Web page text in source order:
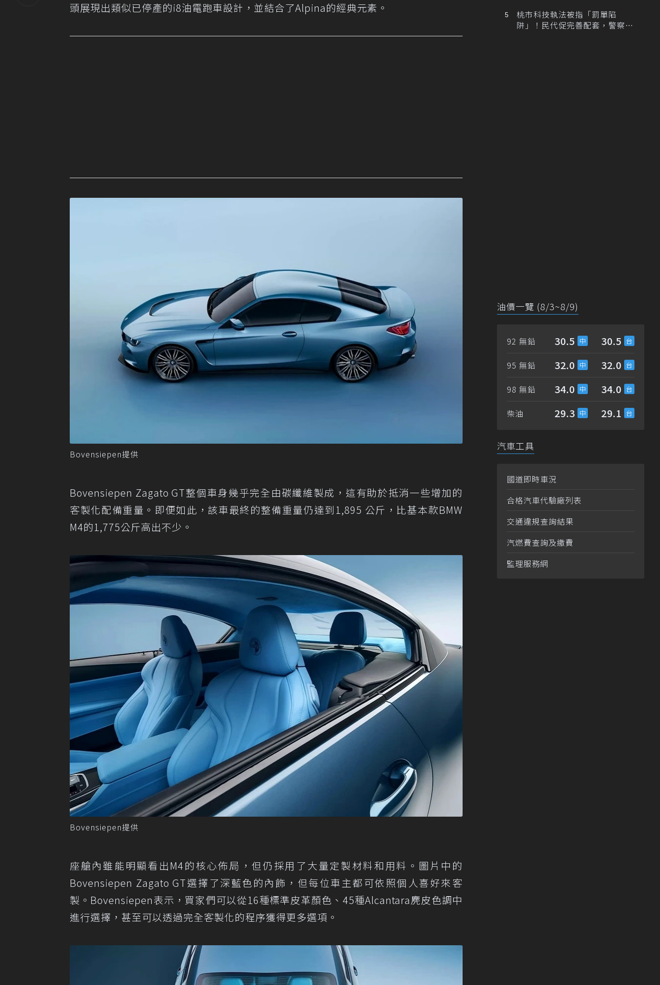
頭展現出類似已停產的i8油電跑車設計，並結合了Alpina的經典元素。
Bovensiepen提供
Bovensiepen Zagato GT整個車身幾乎完全由碳纖維製成，這有助於抵消一些增加的
客製化配備重量。即便如此，該車最終的整備重量仍達到1,895 公斤，比基本款BMW
M4的1,775公斤高出不少。
Bovensiepen提供
座艙內雖能明顯看出M4的核心佈局，但仍採用了大量定製材料和用料。圖片中的
Bovensiepen Zagato GT選擇了深藍色的內飾，但每位車主都可依照個人喜好來客
製。Bovensiepen表示，買家們可以從16種標準皮革顏色、45種Alcantara麂皮色調中
進行選擇，甚至可以透過完全客製化的程序獲得更多選項。
桃市科技執法被指「罰單陷
阱」！民代促完善配套，警察局
油價一覽 (8/3~8/9)
92 無鉛 30.5 30.5
95 無鉛 32.0 32.0
98 無鉛 34.0 34.0
柴油 29.3 29.1
汽車工具
國道即時車況
合格汽車代驗廠列表
交通違規查詢結果
汽燃費查詢及繳費
監理服務網